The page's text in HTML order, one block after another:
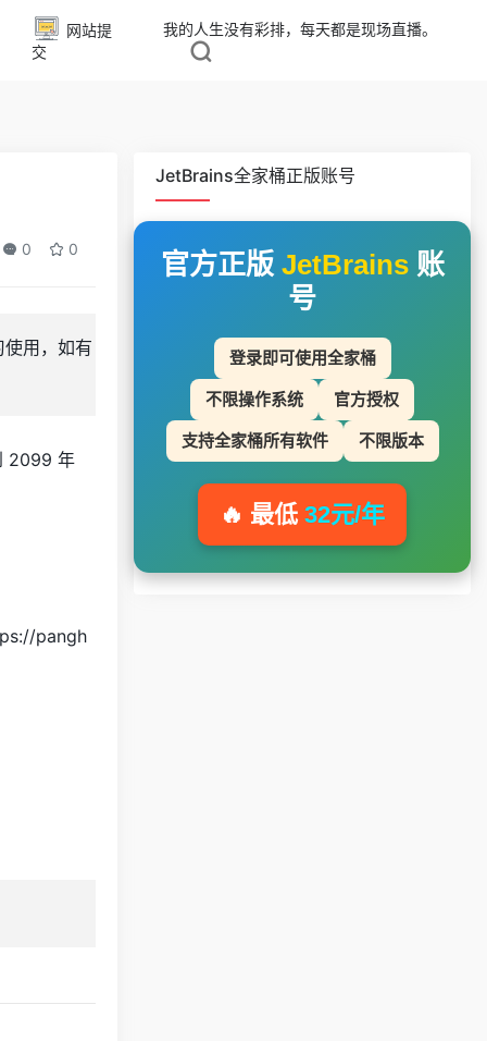
网站提
交
我的人生没有彩排，每天都是现场直播。
0 0
用，如有
2099 年
pangh
JetBrains全家桶正版账号
官方正版 JetBrains账
号
登录即可使用全家桶
不限操作系统 官方授权
支持全家桶所有软件 不限版本
🔥 最低 32元/年